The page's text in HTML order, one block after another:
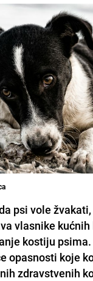
psi vole
vlasnike
kostiju psima.
opasnosti koje
zdravstvenih